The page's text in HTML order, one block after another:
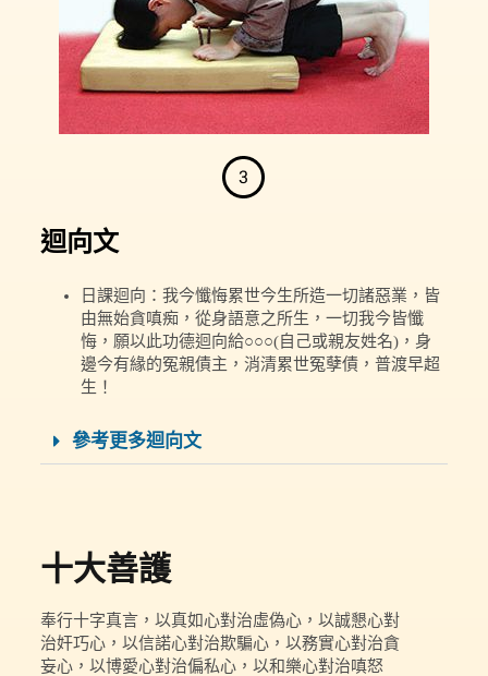
迴向文
日課迴向：我今懺悔累世今生所造一切諸惡業，皆
由無始貪嗔痴，從身語意之所生，一切我今皆懺
悔，願以此功德迴向給○○○(自己或親友姓名)，身
邊今有緣的冤親債主，消清累世冤孽債，普渡早超
生！
參考更多迴向文
十大善護
奉行十字真言，以真如心對治虛偽心，以誠懇心對
治奸巧心，以信諾心對治欺騙心，以務實心對治貪
妄心，以博愛心對治偏私心，以和樂心對治嗔怒